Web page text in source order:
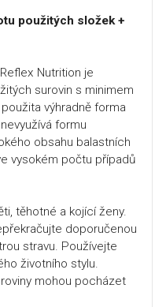
použitých složek +
Nutrition je
surovin s minimem
výhradně forma
formu
obsahu balastních
vysokém počtu případů
těhotné a kojící ženy.
doporučenou
stravu. Používejte
životního stylu.
mohou pocházet